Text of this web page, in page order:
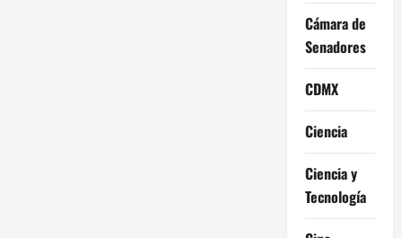
Cámara de
Senadores
CDMX
Ciencia
Ciencia y
Tecnología